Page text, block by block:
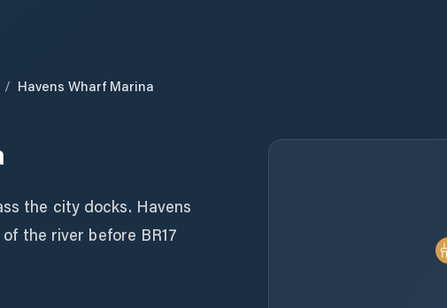
/ Havens Wharf Marina
the city docks. Havens
the river before BR17